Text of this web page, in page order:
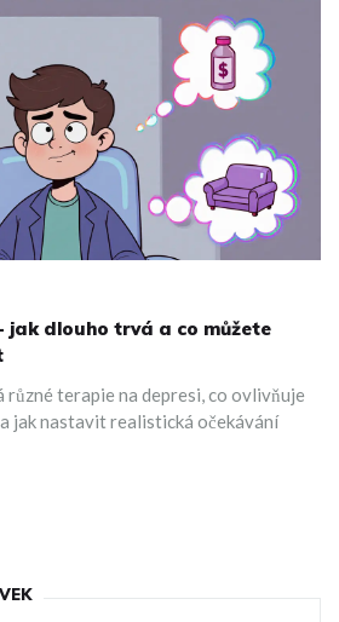
jak dlouho trvá a co můžete
terapie na depresi, co ovlivňuje
jak nastavit realistická očekávání